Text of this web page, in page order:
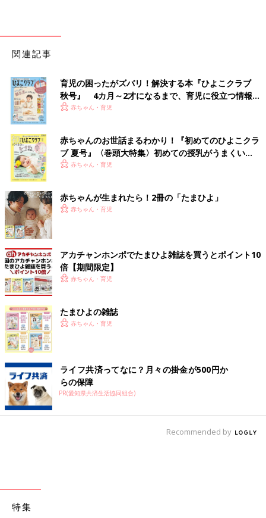
関連記事
育児の困ったがズバリ！解決する本『ひよこクラブ
秋号』 4カ月～2才になるまで、育児に役立つ情報が
いっぱい！
赤ちゃん・育児
赤ちゃんのお世話まるわかり！『初めてのひよこクラ
ブ 夏号』〈巻頭大特集〉初めての授乳がうまくい
く！ おっぱい・ミルクの基本と夏のトラブル 解決テ
赤ちゃん・育児
赤ちゃんが生まれたら！2冊の「たまひよ」
赤ちゃん・育児
アカチャンホンポでたまひよ雑誌を買うとポイント10
倍【期間限定】
赤ちゃん・育児
たまひよの雑誌
赤ちゃん・育児
ライフ共済ってなに？月々の掛金が500円か
らの保障
PR(愛知県共済生活協同組合)
Recommended by
特集